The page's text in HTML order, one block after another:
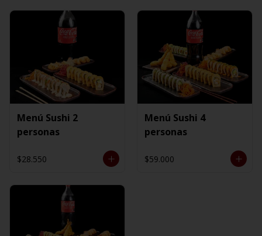
Menú Sushi 2
personas
$28.550
Menú Sushi 4
personas
$59.000